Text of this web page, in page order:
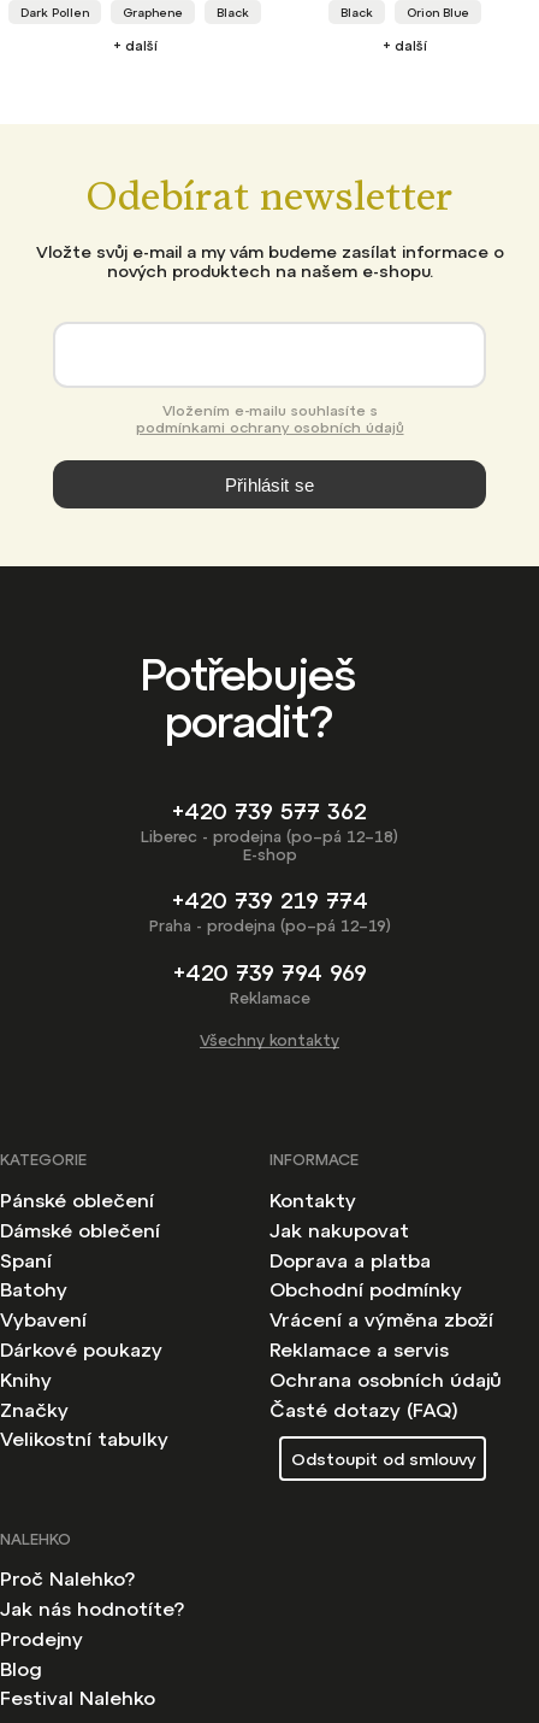
Dark Pollen Graphene Black
+ další
Black Orion Blue
+ další
Odebírat newsletter
Vložte svůj e-mail a my vám budeme zasílat informace o
nových produktech na našem e-shopu.
podmínkami ochrany osobních údajů
Přihlásit se
Potřebuješ
poradit?
+420 739 577 362
Liberec - prodejna (po–pá 12–18)
E-shop
+420 739 219 774
Praha - prodejna (po–pá 12–19)
+420 739 794 969
Reklamace
Všechny kontakty
KATEGORIE
Pánské oblečení
Dámské oblečení
Spaní
Batohy
Vybavení
Dárkové poukazy
Knihy
Značky
Velikostní tabulky
INFORMACE
Kontakty
Jak nakupovat
Doprava a platba
Obchodní podmínky
Vrácení a výměna zboží
Reklamace a servis
Ochrana osobních údajů
Časté dotazy (FAQ)
Odstoupit od smlouvy
NALEHKO
Proč Nalehko?
Jak nás hodnotíte?
Prodejny
Blog
Festival Nalehko